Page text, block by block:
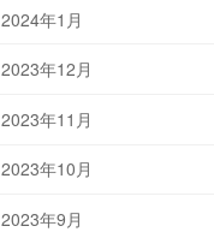
2024年1月
2023年12月
2023年11月
2023年10月
2023年9月